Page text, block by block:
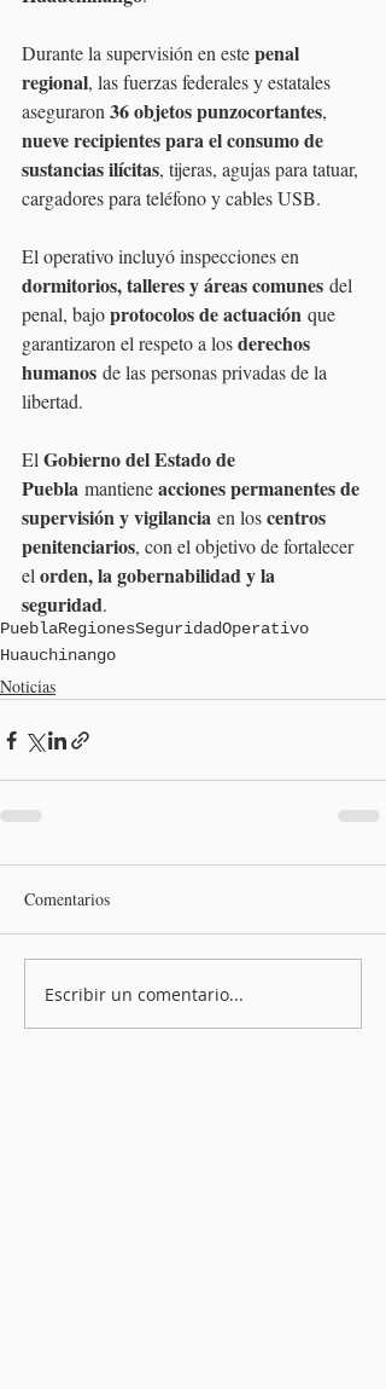
Durante la supervisión en este penal
regional, las fuerzas federales y estatales
aseguraron 36 objetos punzocortantes,
nueve recipientes para el consumo de
sustancias ilícitas, tijeras, agujas para tatuar,
cargadores para teléfono y cables USB.
El operativo incluyó inspecciones en
dormitorios, talleres y áreas comunes del
penal, bajo protocolos de actuación que
garantizaron el respeto a los derechos
humanos de las personas privadas de la
libertad.
El Gobierno del Estado de
Puebla mantiene acciones permanentes de
supervisión y vigilancia en los centros
penitenciarios, con el objetivo de fortalecer
el orden, la gobernabilidad y la
seguridad.
PueblaRegionesSeguridadOperativo
Huauchinango
Noticias
Comentarios
Escribir un comentario...